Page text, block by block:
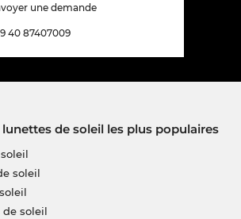
une demande
40 87407009
de soleil les plus populaires
soleil
de soleil